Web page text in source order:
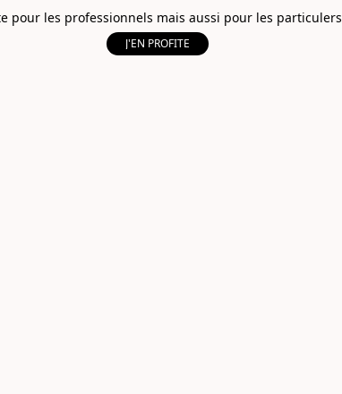
pour les professionnels mais aussi pour les particulers
J'EN PROFITE